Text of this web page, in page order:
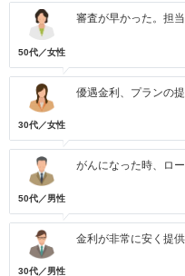
50代／女性
審査が早かった。担
30代／女性
優遇金利、プランの
50代／男性
がんになった時、ロー
30代／男性
金利が非常に安く提供